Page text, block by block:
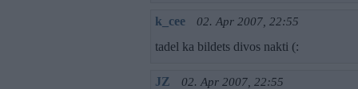
k_cee 02. Apr 2007, 22:55
tadel ka bildets divos nakti (:
JZ 02. Apr 2007, 22:55